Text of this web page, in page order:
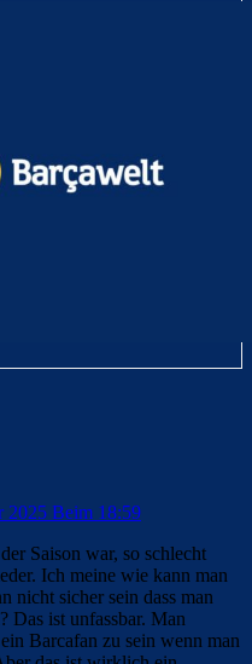
2025 Beim 18:59
Saison war, so schlecht
Ich meine wie kann man
nicht sicher sein dass man
Das ist unfassbar. Man
Barcafan zu sein wenn man